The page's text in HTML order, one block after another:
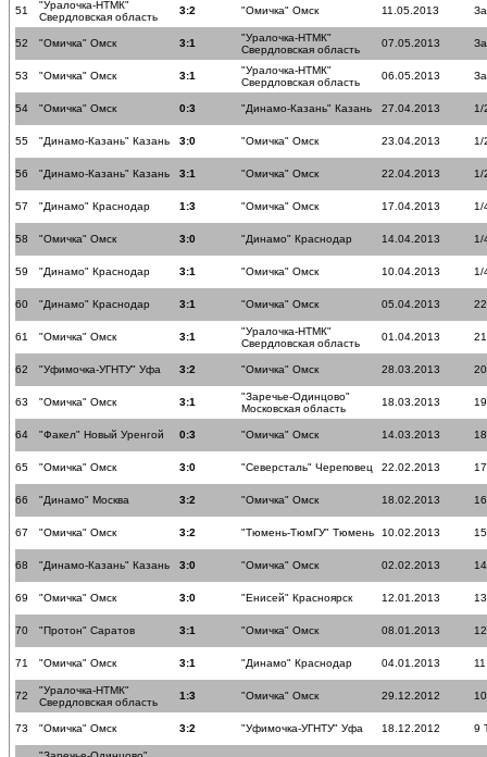
51
"Уралочка-НТМК"
Свердловская область
3:2 "Омичка" Омск 11.05.2013
52 "Омичка" Омск 3:1
"Уралочка-НТМК"
Свердловская область
07.05.2013
53 "Омичка" Омск 3:1
"Уралочка-НТМК"
Свердловская область
06.05.2013
54 "Омичка" Омск 0:3 "Динамо-Казань" Казань 27.04.2013 1/
55 "Динамо-Казань" Казань 3:0 "Омичка" Омск 23.04.2013 1/
56 "Динамо-Казань" Казань 3:1 "Омичка" Омск 22.04.2013 1/
57 "Динамо" Краснодар 1:3 "Омичка" Омск 17.04.2013 1/
58 "Омичка" Омск 3:0 "Динамо" Краснодар 14.04.2013 1/
59 "Динамо" Краснодар 3:1 "Омичка" Омск 10.04.2013 1/
60 "Динамо" Краснодар 3:1 "Омичка" Омск 05.04.2013
61 "Омичка" Омск 3:1
"Уралочка-НТМК"
Свердловская область
01.04.2013
62 "Уфимочка-УГНТУ" Уфа 3:2 "Омичка" Омск 28.03.2013
63 "Омичка" Омск 3:1
"Заречье-Одинцово"
Московская область
18.03.2013
64 "Факел" Новый Уренгой 0:3 "Омичка" Омск 14.03.2013
65 "Омичка" Омск 3:0 "Северсталь" Череповец 22.02.2013
66 "Динамо" Москва 3:2 "Омичка" Омск 18.02.2013
67 "Омичка" Омск 3:2 "Тюмень-ТюмГУ" Тюмень 10.02.2013
68 "Динамо-Казань" Казань 3:0 "Омичка" Омск 02.02.2013
69 "Омичка" Омск 3:0 "Енисей" Красноярск 12.01.2013
70 "Протон" Саратов 3:1 "Омичка" Омск 08.01.2013
71 "Омичка" Омск 3:1 "Динамо" Краснодар 04.01.2013
72
"Уралочка-НТМК"
Свердловская область
1:3 "Омичка" Омск 29.12.2012
73 "Омичка" Омск 3:2 "Уфимочка-УГНТУ" Уфа 18.12.2012 9